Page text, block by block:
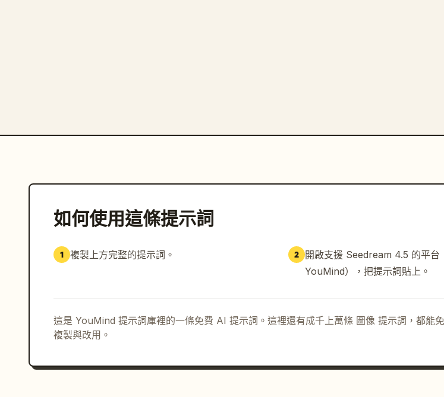
如何使用這條提示詞
1 複製上方完整的提示詞。 2 開啟支援 Seedream 4.5 的平台
YouMind），把提示詞貼上。
這是 YouMind 提示詞庫裡的一條免費 AI 提示詞。這裡還有成千上萬條 圖像 提示詞，都能
複製與改用。